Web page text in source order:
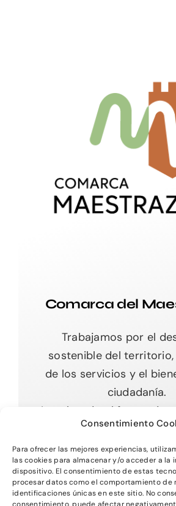
Consentimiento
Para ofrecer las mejores experiencias,
las cookies para almacenar y/o acceder a la
dispositivo. El consentimiento de estas
procesar datos como el comportamiento de
identificaciones únicas en este sitio. No
Comarca del
Trabajamos por el
sostenible del
de los servicios y el
ciudadanía.
Impulsando el futuro
raíces.
Toggle